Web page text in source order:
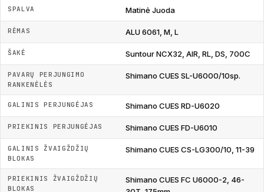
SPALVA Matinė Juoda
RĖMAS ALU 6061, M, L
ŠAKĖ Suntour NCX32, AIR, RL, DS, 700C
PAVARŲ PERJUNGIMO
RANKENĖLĖS
Shimano CUES SL-U6000/10sp.
GALINIS PERJUNGĖJAS Shimano CUES RD-U6020
PRIEKINIS PERJUNGĖJAS Shimano CUES FD-U6010
GALINIS ŽVAIGŽDŽIŲ
BLOKAS
Shimano CUES CS-LG300/10, 11-39
PRIEKINIS ŽVAIGŽDŽIŲ
BLOKAS
Shimano CUES FC U6000-2, 46-